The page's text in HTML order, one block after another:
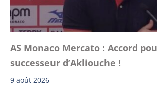
AS Monaco Mercato : Accord
successeur d’Akliouche !
9 août 2026